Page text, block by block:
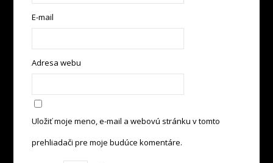
E-mail
Adresa webu
Uložiť moje meno, e-mail a webovú stránku v tomto
prehliadači pre moje budúce komentáre.